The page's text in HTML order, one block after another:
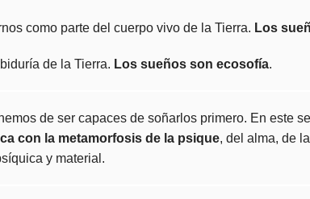
como parte del cuerpo vivo de la Tierra. Los
de la Tierra. Los sueños son ecosofía.
de ser capaces de soñarlos primero. En este
con la metamorfosis de la psique, del alma, de
y material.